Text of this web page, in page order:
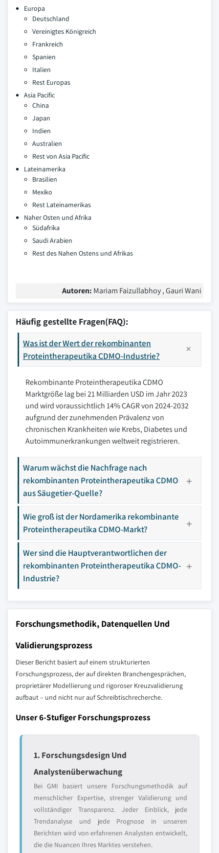
Europa
Deutschland
Vereinigtes Königreich
Frankreich
Spanien
Italien
Rest Europas
Asia Pacific
China
Japan
Indien
Australien
Rest von Asia Pacific
Lateinamerika
Brasilien
Mexiko
Rest Lateinamerikas
Naher Osten und Afrika
Südafrika
Saudi Arabien
Rest des Nahen Ostens und Afrikas
Autoren: Mariam Faizullabhoy , Gauri Wani
Häufig gestellte Fragen(FAQ):
Was ist der Wert der rekombinanten
Proteintherapeutika CDMO-Industrie?
Rekombinante Proteintherapeutika CDMO
Marktgröße lag bei 21 Milliarden USD im Jahr 2023
und wird voraussichtlich 14% CAGR von 2024-2032
aufgrund der zunehmenden Prävalenz von
chronischen Krankheiten wie Krebs, Diabetes und
Autoimmunerkrankungen weltweit registrieren.
Warum wächst die Nachfrage nach
rekombinanten Proteintherapeutika CDMO
aus Säugetier-Quelle?
Wie groß ist der Nordamerika rekombinante
Proteintherapeutika CDMO-Markt?
Wer sind die Hauptverantwortlichen der
rekombinanten Proteintherapeutika CDMO-
Industrie?
Forschungsmethodik, Datenquellen Und
Validierungsprozess
Dieser Bericht basiert auf einem strukturierten
Forschungsprozess, der auf direkten Branchengesprächen,
proprietärer Modellierung und rigoroser Kreuzvalidierung
aufbaut – und nicht nur auf Schreibtischrecherche.
Unser 6-Stufiger Forschungsprozess
1. Forschungsdesign Und
Analystenüberwachung
Bei GMI basiert unsere Forschungsmethodik auf
menschlicher Expertise, strenger Validierung und
vollständiger Transparenz. Jeder Einblick, jede
Trendanalyse und jede Prognose in unseren
Berichten wird von erfahrenen Analysten entwickelt,
die die Nuancen Ihres Marktes verstehen.